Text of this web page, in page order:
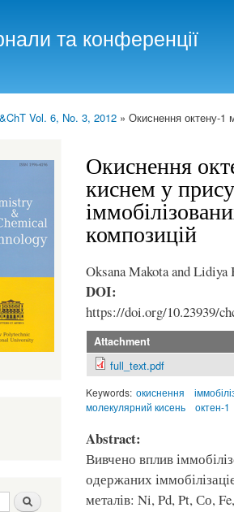
та конференції
Vol. 6, No. 3, 2012 » Окиснення октену-1
Шукати
Окиснення
киснем у
композицій
Oksana Makota and Lidiya
DOI:
https://doi.org/10.23939/
Attachment
full_text.pdf
Keywords: окиснення
молекулярний кисень
октен-1
Abstract:
Вивчено вплив
одержаних
металів: Ni, Pd, Pt, Со,